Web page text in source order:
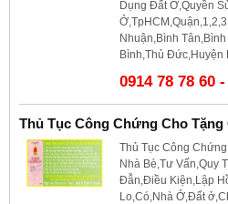
Dụng Đất Ở,Quyền
Nhuận,Bình
Bình,Thủ Đức,Huyện
0914 78 78 60
Thủ Tục Công Chứng Cho
Thủ Tục Công
Nhà Bè,Tư Vấn,Quy
Đẫn,Điều Kiện,Lập
Lo,Có,Nhà Ở,Đất